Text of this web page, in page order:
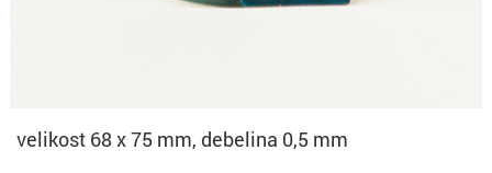
velikost 68 x 75 mm, debelina 0,5 mm